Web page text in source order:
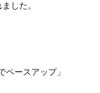
した。
スアップ」